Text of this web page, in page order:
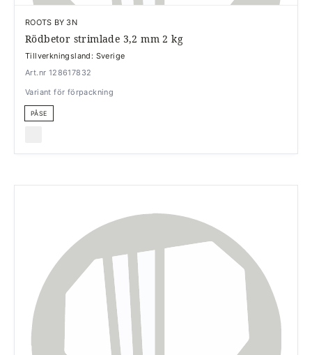
ROOTS BY 3N
Rödbetor strimlade 3,2 mm 2 kg
Tillverkningsland: Sverige
Art.nr 128617832
Variant för förpackning
PÅSE